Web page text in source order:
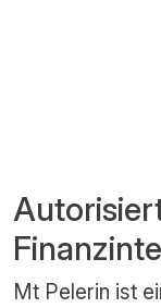
Mt Pelerin ist